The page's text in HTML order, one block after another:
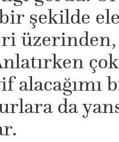
şekilde
da